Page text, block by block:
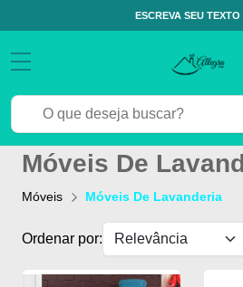
ESCREVA SEU
Móveis De
Móveis Móveis De Lavanderia
Ordenar por: